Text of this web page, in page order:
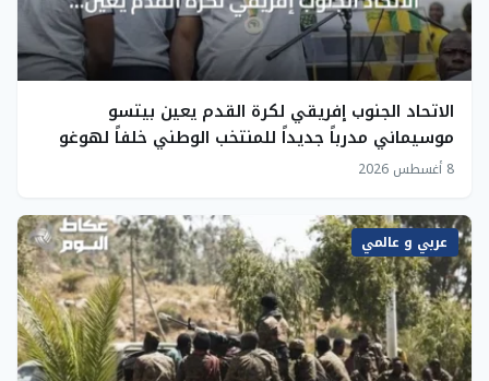
الاتحاد الجنوب إفريقي لكرة القدم يعين بيتسو
موسيماني مدرباً جديداً للمنتخب الوطني خلفاً لهوغو
بروس
8 أغسطس 2026
عربي و عالمي